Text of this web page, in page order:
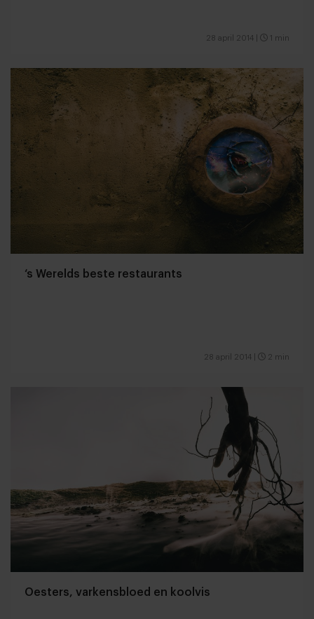
28 april 2014 1 min
‘s Werelds beste restaurants
28 april 2014 2 min
Oesters, varkensbloed en koolvis